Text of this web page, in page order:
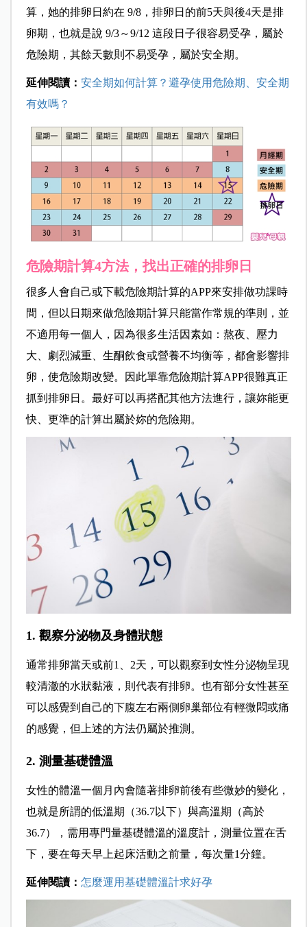
算，她的排卵日約在 9/8，排卵日的前5天與後4天是排
卵期，也就是說 9/3～9/12 這段日子很容易受孕，屬於
危險期，其餘天數則不易受孕，屬於安全期。
延伸閱讀： 安全期如何計算？避孕使用危險期、安全期
有效嗎？
危險期計算4方法，找出正確的排卵日
很多人會自己或下載危險期計算的APP來安排做功課時
間，但以日期來做危險期計算只能當作常規的準則，並
不適用每一個人，因為很多生活因素如：熬夜、壓力
大、劇烈減重、生酮飲食或營養不均衡等，都會影響排
卵，使危險期改變。因此單靠危險期計算APP很難真正
抓到排卵日。最好可以再搭配其他方法進行，讓妳能更
快、更準的計算出屬於妳的危險期。
1. 觀察分泌物及身體狀態
通常排卵當天或前1、2天，可以觀察到女性分泌物呈現
較清澈的水狀黏液，則代表有排卵。也有部分女性甚至
可以感覺到自己的下腹左右兩側卵巢部位有輕微悶或痛
的感覺，但上述的方法仍屬於推測。
2. 測量基礎體溫
女性的體溫一個月內會隨著排卵前後有些微妙的變化，
也就是所謂的低溫期（36.7以下）與高溫期（高於
36.7），需用專門量基礎體溫的溫度計，測量位置在舌
下，要在每天早上起床活動之前量，每次量1分鐘。
延伸閱讀： 怎麼運用基礎體溫計求好孕